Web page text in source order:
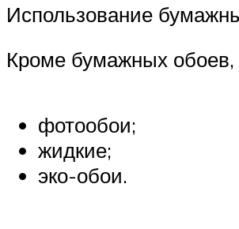
Использование
Кроме бумажных обоев,
фотообои;
жидкие;
эко-обои.